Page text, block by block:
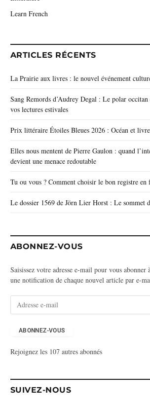
Learn French
ARTICLES RÉCENTS
La Prairie aux livres : le nouvel événement
Sang Remords d’Audrey Degal : Le polar
vos lectures estivales
Prix littéraire Étoiles Bleues 2026 : Océan et
Elles nous mentent de Pierre Gaulon : quand
devient une menace redoutable
Tu ou vous ? Comment choisir le bon registre en
Le dossier 1569 de Jörn Lier Horst : Le sommet
ABONNEZ-VOUS
Saisissez votre adresse e-mail pour vous
une notification de chaque nouvel article par e-
s
-
m
ABONNEZ-VOUS
Rejoignez les 107 autres abonnés
SUIVEZ-NOUS